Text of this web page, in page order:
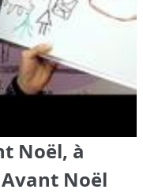
Noël, à
Noël